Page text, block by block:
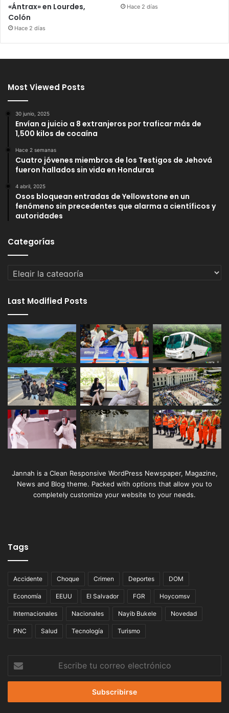
«Ántrax» en Lourdes,
Colón
Hace 2 días
Hace 2 días
Most Viewed Posts
30 junio, 2025
Envían a juicio a 8 extranjeros por traficar más de
1,500 kilos de cocaína
Hace 2 semanas
Cuatro jóvenes miembros de los Testigos de Jehová
fueron hallados sin vida en Honduras
4 abril, 2025
Osos bloquean entradas de Yellowstone en un
fenómeno sin precedentes que alarma a científicos y
autoridades
Categorías
Categorías
Last Modified Posts
Jannah is a Clean Responsive WordPress Newspaper, Magazine,
News and Blog theme. Packed with options that allow you to
completely customize your website to your needs.
Tags
Accidente Choque Crimen Deportes DOM
Economía EEUU El Salvador FGR Hoycomsv
Internacionales Nacionales Nayib Bukele Novedad
PNC Salud Tecnología Turismo
correo